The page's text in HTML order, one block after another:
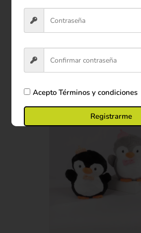
Peluche Oso de Grado
Pequeño 26 cm
$53.900
Ver producto
AceptoTérminos y condiciones
Registrarme